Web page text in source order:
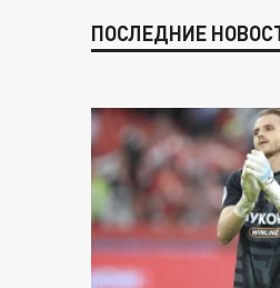
ПОСЛЕДНИЕ